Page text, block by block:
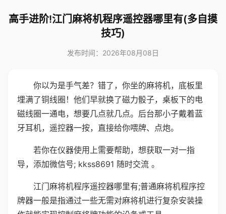
高手进阶!江门麻将机程序遥控器哪里有(多自摸
技巧)
发布时间：2026年08月08日
你以为是手气差？错了，你坐的麻将机，底板里
埋满了铜线圈！他们早就换了磁力骰子，桌板下的电
磁线圈一通电，想要几点就几点。后台那小子戴着蓝
牙耳机，遥控器一按，直接给你喂牌、点炮。
若你在仪器使用上需要帮助，想获取一对一指
导，添加微信号; kkss8691 随时交流 。
江门麻将机程序遥控器哪里有;普通麻将机程序控
牌器一般是指通过一些无需对麻将机进行复杂安装操